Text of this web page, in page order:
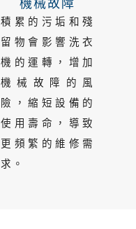
機械故障
積累的污垢和殘
留物會影響洗衣
機的運轉，增加
機械故障的風
險，縮短設備的
使用壽命，導致
更頻繁的維修需
求。